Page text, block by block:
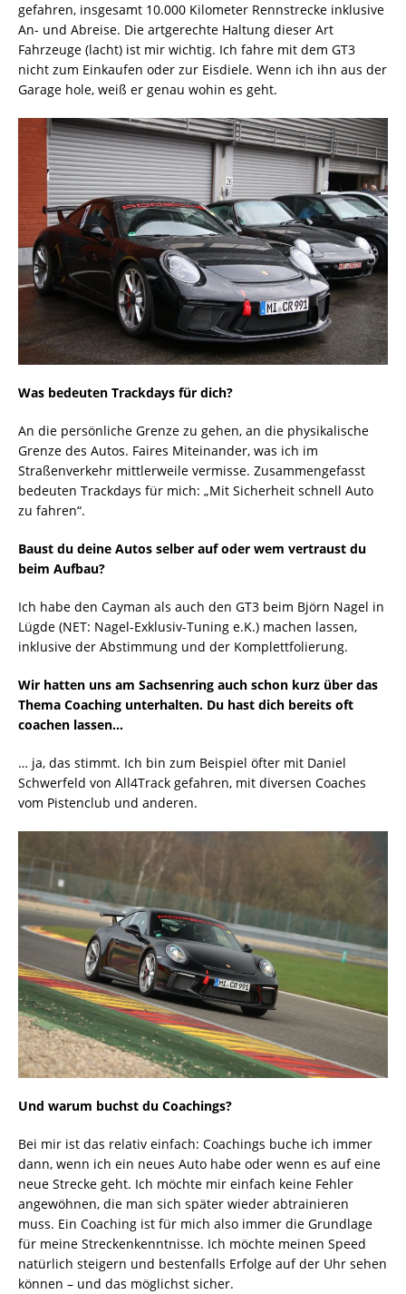
gefahren, insgesamt 10.000 Kilometer Rennstrecke inklusive
An- und Abreise. Die artgerechte Haltung dieser Art
Fahrzeuge (lacht) ist mir wichtig. Ich fahre mit dem GT3
nicht zum Einkaufen oder zur Eisdiele. Wenn ich ihn aus der
Garage hole, weiß er genau wohin es geht.
Was bedeuten Trackdays für dich?
An die persönliche Grenze zu gehen, an die physikalische
Grenze des Autos. Faires Miteinander, was ich im
Straßenverkehr mittlerweile vermisse. Zusammengefasst
bedeuten Trackdays für mich: „Mit Sicherheit schnell Auto
zu fahren“.
Baust du deine Autos selber auf oder wem vertraust du
beim Aufbau?
Ich habe den Cayman als auch den GT3 beim Björn Nagel in
Lügde (NET: Nagel-Exklusiv-Tuning e.K.) machen lassen,
inklusive der Abstimmung und der Komplettfolierung.
Wir hatten uns am Sachsenring auch schon kurz über das
Thema Coaching unterhalten. Du hast dich bereits oft
coachen lassen…
… ja, das stimmt. Ich bin zum Beispiel öfter mit Daniel
Schwerfeld von All4Track gefahren, mit diversen Coaches
vom Pistenclub und anderen.
Und warum buchst du Coachings?
Bei mir ist das relativ einfach: Coachings buche ich immer
dann, wenn ich ein neues Auto habe oder wenn es auf eine
neue Strecke geht. Ich möchte mir einfach keine Fehler
angewöhnen, die man sich später wieder abtrainieren
muss. Ein Coaching ist für mich also immer die Grundlage
für meine Streckenkenntnisse. Ich möchte meinen Speed
natürlich steigern und bestenfalls Erfolge auf der Uhr sehen
können – und das möglichst sicher.